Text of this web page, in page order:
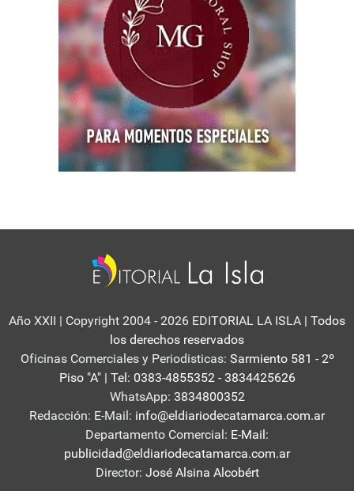
Año XXII | Copyright 2004 - 2026 EDITORIAL LA ISLA | Todos
los derechos reservados
Oficinas Comerciales y Periodisticas: Sarmiento 581 - 2º
Piso "A" | Tel: 0383-4855352 - 3834425626
WhatsApp: 3834800352
Redacción: E-Mail: info@eldiariodecatamarca.com.ar
Departamento Comercial: E-Mail:
publicidad@eldiariodecatamarca.com.ar
Director: José Alsina Alcobért